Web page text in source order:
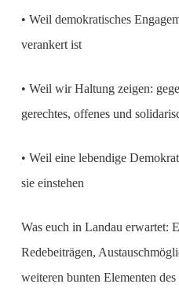
• Weil demokratisches
verankert ist
• Weil wir Haltung zeigen:
gerechtes, offenes und
• Weil eine lebendige
sie einstehen
Was euch in Landau erwartet:
Redebeiträgen,
weiteren bunten Elementen